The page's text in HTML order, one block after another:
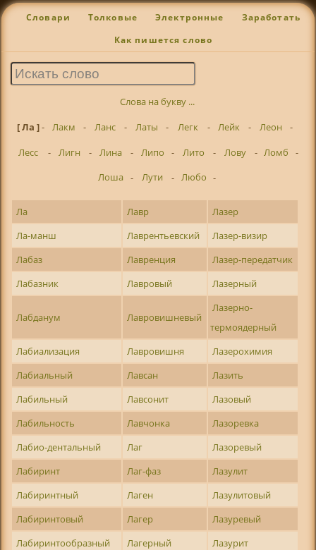
Словари Толковые Электронные Заработать
Как пишется слово
Слова на букву ...
[ Ла ]- Лакм - Ланс - Латы - Легк - Лейк - Леон
-
Лесс
- Лигн - Лина - Липо - Лито - Лову - Ломб
-
Лоша - Лути - Любо -
Ла Лавр
Лазер
Ла-манш
Лаврентьевский
Лазер-визир
Лабаз
Лавренция
Лазер-передатчик
Лабазник
Лавровый Лазерный
Лабданум Лавровишневый
Лазерно-
термоядерный
Лабиализация
Лавровишня
Лазерохимия
Лабиальный
Лавсан
Лазить
Лабильный
Лавсонит
Лазовый
Лабильность
Лавчонка
Лазоревка
Лабио-дентальный
Лаг
Лазоревый
Лабиринт
Лаг-фаз
Лазулит
Лабиринтный
Лаген
Лазулитовый
Лабиринтовый
Лагер
Лазуревый
Лабиринтообразный
Лагерный
Лазурит